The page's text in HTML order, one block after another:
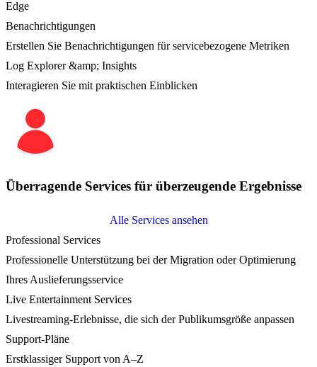
Edge
Benachrichtigungen
Erstellen Sie Benachrichtigungen für servicebezogene Metriken
Log Explorer &amp; Insights
Interagieren Sie mit praktischen Einblicken
Überragende Services für überzeugende Ergebnisse
Alle Services ansehen
Professional Services
Professionelle Unterstützung bei der Migration oder Optimierung
Ihres Auslieferungsservice
Live Entertainment Services
Livestreaming-Erlebnisse, die sich der Publikumsgröße anpassen
Support-Pläne
Erstklassiger Support von A–Z